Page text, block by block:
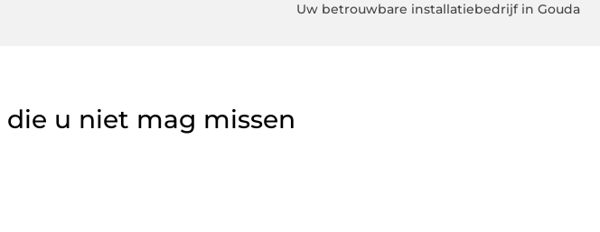
Uw betrouwbare installatiebedrijf in Gouda
die u niet mag missen